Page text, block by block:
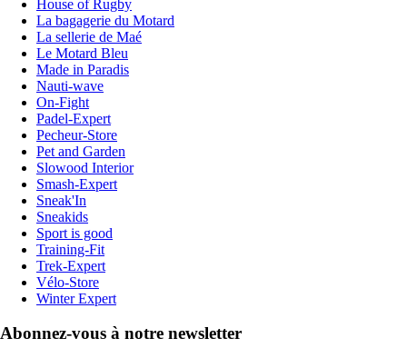
House of Rugby
La bagagerie du Motard
La sellerie de Maé
Le Motard Bleu
Made in Paradis
Nauti-wave
On-Fight
Padel-Expert
Pecheur-Store
Pet and Garden
Slowood Interior
Smash-Expert
Sneak'In
Sneakids
Sport is good
Training-Fit
Trek-Expert
Vélo-Store
Winter Expert
Abonnez-vous à notre newsletter